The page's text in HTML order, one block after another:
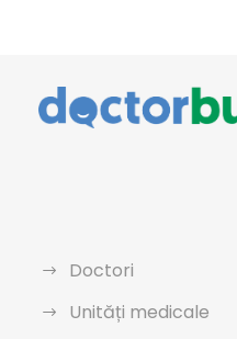
Doctori
Unități medicale